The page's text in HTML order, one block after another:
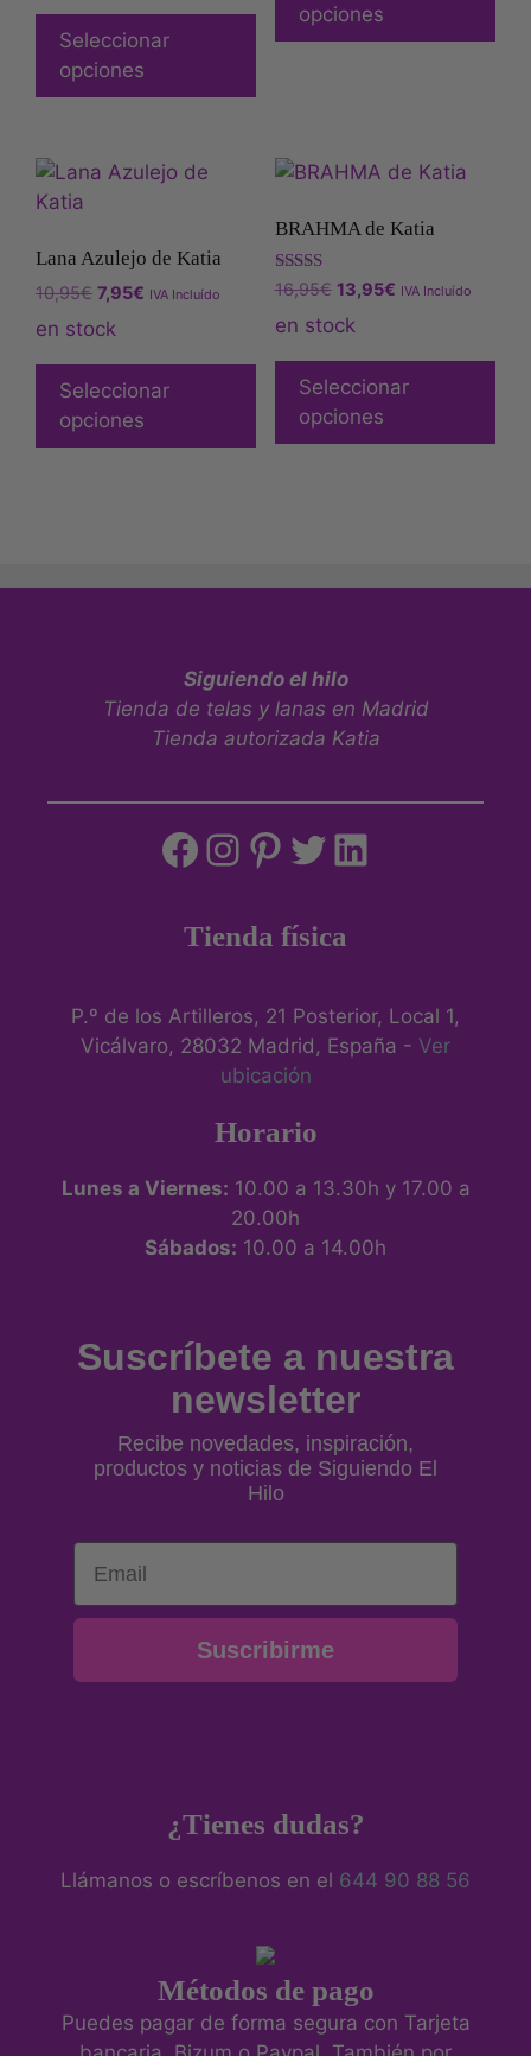
Seleccionar
opciones
opciones
Lana Azulejo de Katia
10,95€ 7,95€ IVA Incluído
en stock
Seleccionar
opciones
BRAHMA de Katia
Valorado
con
5.00
de 5
16,95€ 13,95€ IVA Incluído
en stock
Seleccionar
opciones
Siguiendo el hilo
Tienda de telas y lanas en Madrid
Tienda autorizada Katia
Tienda física
P.º de los Artilleros, 21 Posterior, Local 1,
Vicálvaro, 28032 Madrid, España - Ver
ubicación
Horario
Lunes a Viernes: 10.00 a 13.30h y 17.00 a
20.00h
Sábados: 10.00 a 14.00h
Suscríbete a nuestra
newsletter
Recibe novedades, inspiración,
productos y noticias de Siguiendo El
Hilo
Email
Suscribirme
¿Tienes dudas?
Llámanos o escríbenos en el 644 90 88 56
Métodos de pago
Puedes pagar de forma segura con Tarjeta